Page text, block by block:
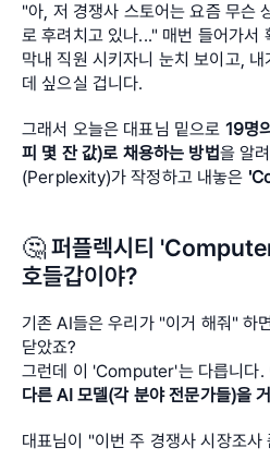
"아, 저 경쟁사 스토어는 요즘 무슨
로 후려치고 있나..." 매번 들어가서
막내 직원 시키자니 눈치 보이고,
데 싶으실 겁니다.
그래서 오늘은 대표님 밑으로 19명
피 몇 잔 값)로 채용하는 방법을 알
(Perplexity)가 작정하고 내놓은
🤔 퍼플렉시티
호들갑이야?
기존 AI들은 우리가 "이거 해줘" 하
닫았죠?
그런데 이 'Computer'는 다릅니다.
다른 AI 모델(각 분야 전문가들)을
대표님이 "이번 주 경쟁사 시장조사